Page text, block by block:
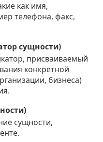
как имя,
телефона, факс,
сущности)
присваиваемый
конкретной
бизнеса)
сущности,